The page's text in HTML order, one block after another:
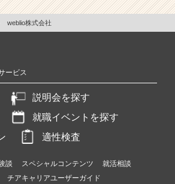
rweblio株式会社
ービス
説明会を探す
就職イベントを探す
適性検査
談 スペシャルコンテンツ
就活相談
チアキャリアユーザーガイド